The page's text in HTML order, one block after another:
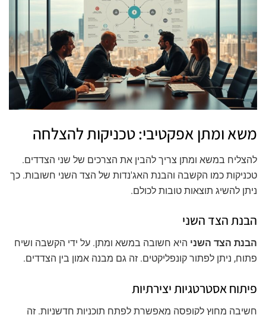
משא ומתן אפקטיבי: טכניקות להצלחה
להצליח במשא ומתן צריך להבין את הצרכים של שני הצדדים.
טכניקות כמו הקשבה והבנת האג'נדות של הצד השני חשובות. כך
ניתן להשיג תוצאות טובות לכולם.
הבנת הצד השני
הבנת הצד השני היא חשובה במשא ומתן. על ידי הקשבה ושיח
פתוח, ניתן לפתור קונפליקטים. זה גם מבנה אמון בין הצדדים.
פיתוח אסטרטגיות יצירתיות
חשיבה מחוץ לקופסה מאפשרת לפתח תוכניות חדשניות. זה